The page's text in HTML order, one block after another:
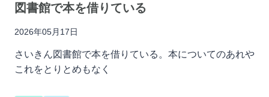
図書館で本を借りている
2026年05月17日
さいきん図書館で本を借りている。本についてのあれや
これをとりとめもなく